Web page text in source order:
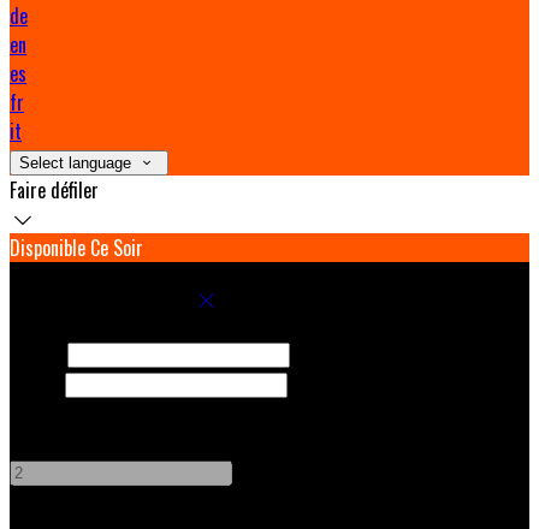
de
en
es
fr
it
Select language
Faire défiler
Disponible Ce Soir